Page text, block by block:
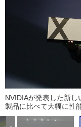
NVIDIAが発表した新
製品に比べて大幅に性